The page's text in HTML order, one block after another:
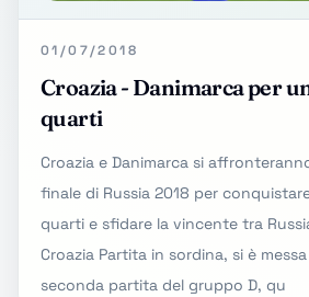
01/07/2018
Croazia - Danimarca per
quarti
Croazia e Danimarca si
finale di Russia 2018 per
quarti e sfidare la vincente tra
Croazia Partita in sordina, si è
seconda partita del gruppo D, qu